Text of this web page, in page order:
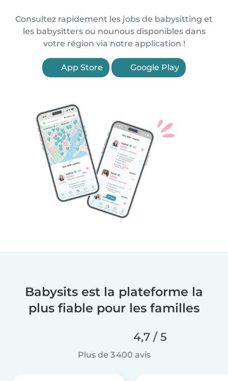
Consultez rapidement les jobs de babysitting et
les babysitters ou nounous disponibles dans
votre région via notre application !
App Store Google Play
Babysits est la plateforme la
plus fiable pour les familles
4,7 / 5
Plus de 3 400 avis